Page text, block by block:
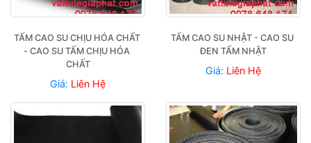
TẤM CAO SU CHỊU HÓA CHẤT
- CAO SU TẤM CHỊU HÓA
CHẤT
Giá: Liên Hệ
TẤM CAO SU NHẬT - CAO SU
ĐEN TẤM NHẬT
Giá: Liên Hệ